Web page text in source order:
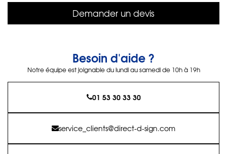
Demander un devis
Besoin d'aide ?
Notre équipe est joignable du lundi au samedi de 10h à 19h
01 53 30 33 30
service_clients@direct-d-sign.com